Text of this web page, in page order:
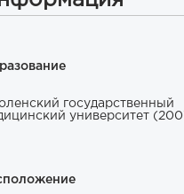
государственный
университет